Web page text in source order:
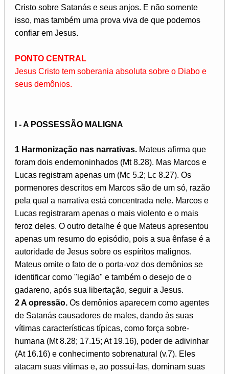
Cristo sobre Satanás e seus anjos. E não somente
isso, mas também uma prova viva de que podemos
confiar em Jesus.
PONTO CENTRAL
Jesus Cristo tem soberania absoluta sobre o Diabo e
seus demônios.
I - A POSSESSÃO MALIGNA
1 Harmonização nas narrativas. Mateus afirma que
foram dois endemoninhados (Mt 8.28). Mas Marcos e
Lucas registram apenas um (Mc 5.2; Lc 8.27). Os
pormenores descritos em Marcos são de um só, razão
pela qual a narrativa está concentrada nele. Marcos e
Lucas registraram apenas o mais violento e o mais
feroz deles. O outro detalhe é que Mateus apresentou
apenas um resumo do episódio, pois a sua ênfase é a
autoridade de Jesus sobre os espíritos malignos.
Mateus omite o fato de o porta-voz dos demônios se
identificar como "legião" e também o desejo de o
gadareno, após sua libertação, seguir a Jesus.
2 A opressão. Os demônios aparecem como agentes
de Satanás causadores de males, dando às suas
vítimas características típicas, como força sobre-
humana (Mt 8.28; 17.15; At 19.16), poder de adivinhar
(At 16.16) e conhecimento sobrenatural (v.7). Eles
atacam suas vítimas e, ao possuí-las, dominam suas